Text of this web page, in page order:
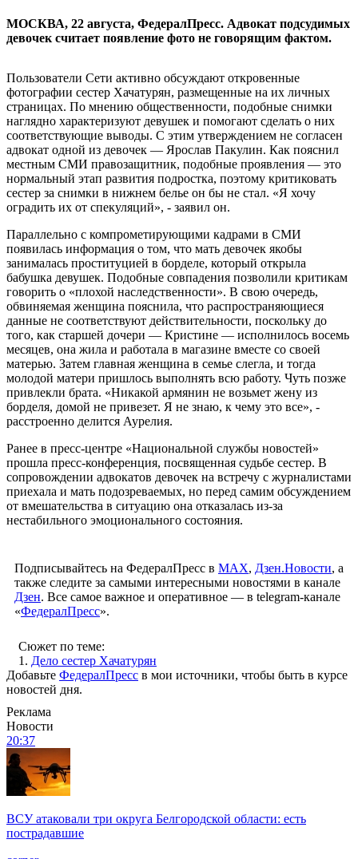
МОСКВА, 22 августа, ФедералПресс. Адвокат подсудимых
девочек считает появление фото не говорящим фактом.
Пользователи Сети активно обсуждают откровенные
фотографии сестер Хачатурян, размещенные на их личных
страницах. По мнению общественности, подобные снимки
наглядно характеризуют девушек и помогают сделать о них
соответствующие выводы. С этим утверждением не согласен
адвокат одной из девочек — Ярослав Пакулин. Как пояснил
местным СМИ правозащитник, подобные проявления — это
нормальный этап развития подростка, поэтому критиковать
сестер за снимки в нижнем белье он бы не стал. «Я хочу
оградить их от спекуляций», - заявил он.
Параллельно с компрометирующими кадрами в СМИ
появилась информация о том, что мать девочек якобы
занималась проституцией в борделе, который открыла
бабушка девушек. Подобные совпадения позволили критикам
говорить о «плохой наследственности». В свою очередь,
обвиняемая женщина пояснила, что распространяющиеся
данные не соответствуют действительности, поскольку до
того, как старшей дочери — Кристине — исполнилось восемь
месяцев, она жила и работала в магазине вместе со своей
матерью. Затем главная женщина в семье слегла, и тогда
молодой матери пришлось выполнять всю работу. Чуть позже
привлекли брата. «Никакой армянин не возьмет жену из
борделя, домой не привезет. Я не знаю, к чему это все», -
расстроенно делится Аурелия.
Ранее в пресс-центре «Национальной службы новостей»
прошла пресс-конференция, посвященная судьбе сестер. В
сопровождении адвокатов девочек на встречу с журналистами
приехала и мать подозреваемых, но перед самим обсуждением
от вмешательства в ситуацию она отказалась из-за
нестабильного эмоционального состояния.
Подписывайтесь на ФедералПресс в МАХ, Дзен.Новости, а
также следите за самыми интересными новостями в канале
Дзен. Все самое важное и оперативное — в telegram-канале
«ФедералПресс».
Сюжет по теме:
1. Дело сестер Хачатурян
Добавьте ФедералПресс в мои источники, чтобы быть в курсе
новостей дня.
Реклама
Новости
20:37
ВСУ атаковали три округа Белгородской области: есть
пострадавшие